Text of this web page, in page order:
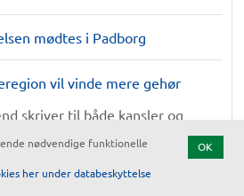
mødtes i Padborg
vil vinde mere gehør
skriver til både kansler og
har ændret retspraksis ved
OK
nødvendige funktionelle
her under databeskyttelse